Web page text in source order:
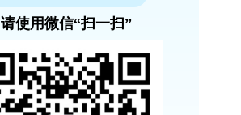
请使用微信“扫一扫”